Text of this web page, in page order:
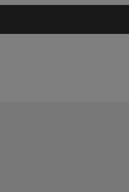
jaktryggsäckarsom du